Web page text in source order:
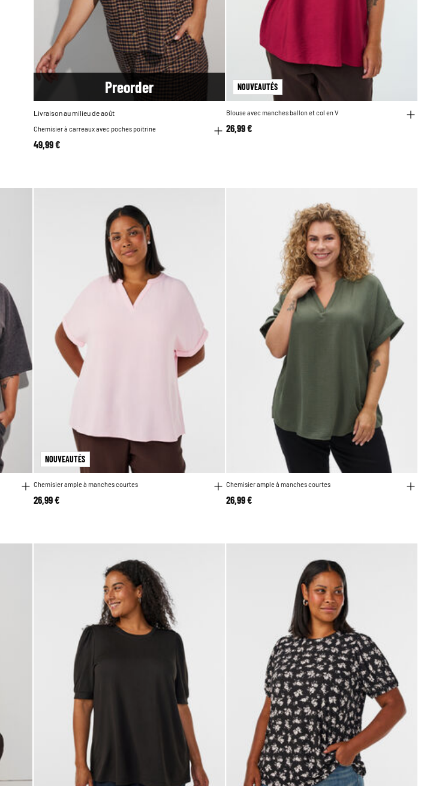
Preorder
Livraison au milieu de août
Chemisier à carreaux avec poches poitrine
49,99 €
NOUVEAUTÉS
Blouse avec manches ballon et col en V
26,99 €
NOUVEAUTÉS
Chemisier ample à manches courtes
26,99 €
Chemisier ample à manches courtes
26,99 €